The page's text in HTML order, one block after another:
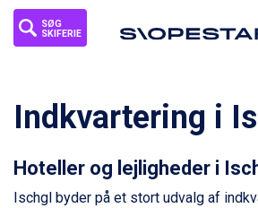
SØG
SKIFERIE
Indkvartering i
Hoteller og lejligheder i
Ischgl byder på et stort udvalg af